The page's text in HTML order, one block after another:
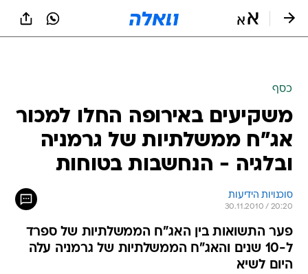
משקיעים באירופה החלו למכור
אג"ח ממשלתיות של גרמניה
ובלגיה - הנחשבות בטוחות
סוכנויות הידיעות
30.11.2010 / 20:20
פער התשואות בין האג"ח הממשלתיות של ספרד
ל-10 שנים והאג"ח הממשלתיות של גרמניה עלה
היום לשיא